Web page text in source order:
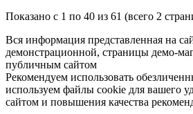
Показано с 1 по 40 из 61 (всего 2
Вся информация представленная на
демонстрационной, страницы демо-
публичным сайтом
Рекомендуем использовать
используем файлы cookie для вашего
сайтом и повышения качества